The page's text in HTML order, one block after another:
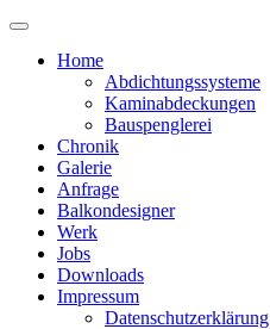
Home
Abdichtungssysteme
Kaminabdeckungen
Bauspenglerei
Chronik
Galerie
Anfrage
Balkondesigner
Werk
Jobs
Downloads
Impressum
Datenschutzerklärung